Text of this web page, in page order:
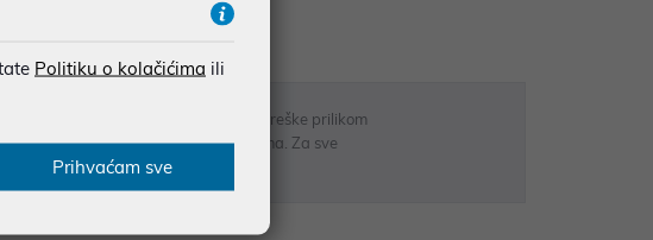
nastale u opisu proizvoda, greške prilikom
u potpunosti odgovarati artiklima. Za sve
Politiku o kolačićima ili
Prihvaćam sve